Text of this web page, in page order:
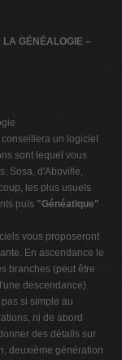
LA GÉNÉALOGIE –
un logiciel
sont lequel vous
Sosa, d'Aboville,
les plus usuels
puis "Généatique"
vous proposeront
En ascendance le
branches (peut être
descendance)
si simple au
ni de abord
des détails sur
deuxième génération